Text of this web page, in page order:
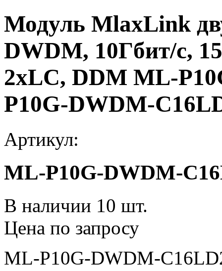
Модуль MlaxLink
DWDM, 10Гбит/с,
2xLC, DDM ML-
P10G-DWDM-
Артикул:
ML-P10G-DWDM-
В наличии 10 шт.
Цена по запросу
ML-P10G-DWDM-